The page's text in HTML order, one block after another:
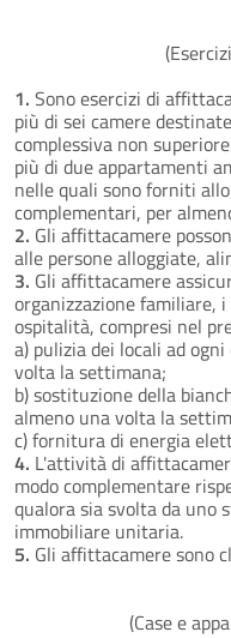
1. Sono esercizi di
più di sei camere
complessiva non
più di due appartamenti
nelle quali sono forniti
complementari, per
2. Gli affittacamere
alle persone alloggiate,
3. Gli affittacamere
organizzazione familiare,
ospitalità, compresi nel
a) pulizia dei locali ad
volta la settimana;
b) sostituzione della
almeno una volta la
c) fornitura di energia
4. L'attività di
modo complementare
qualora sia svolta da
immobiliare unitaria.
5. Gli affittacamere sono
(Case e